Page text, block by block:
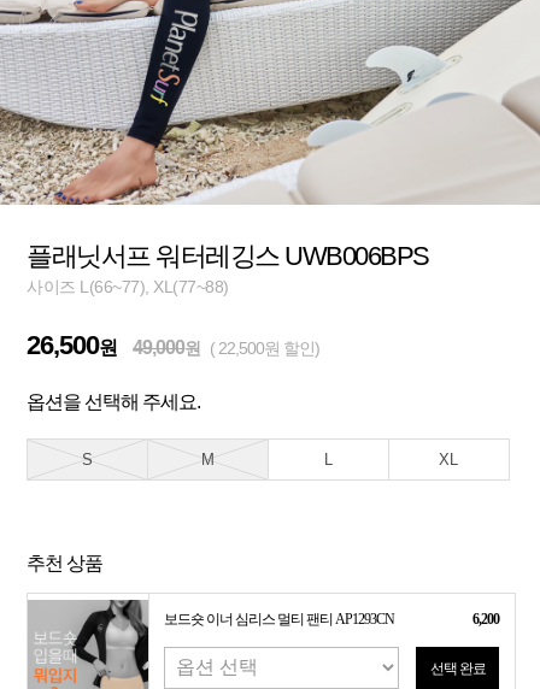
플래닛서프 워터레깅스 UWB006BPS
사이즈 L(66~77), XL(77~88)
26,500원 49,000원 ( 22,500원 할인)
옵션을 선택해 주세요.
S M L XL
추천 상품
보드숏 이너 심리스 멀티 팬티 AP1293CN 6,200
선택 완료